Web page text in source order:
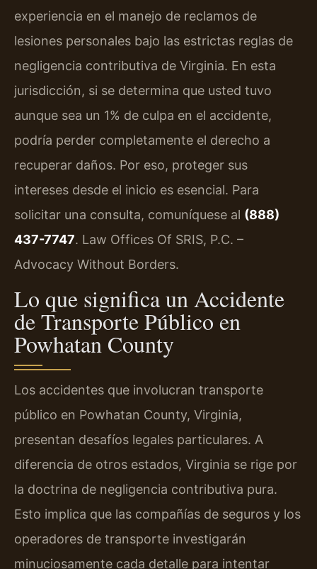
experiencia en el manejo de reclamos de
lesiones personales bajo las estrictas reglas de
negligencia contributiva de Virginia. En esta
jurisdicción, si se determina que usted tuvo
aunque sea un 1% de culpa en el accidente,
podría perder completamente el derecho a
recuperar daños. Por eso, proteger sus
intereses desde el inicio es esencial. Para
solicitar una consulta, comuníquese al (888)
437-7747. Law Offices Of SRIS, P.C. –
Advocacy Without Borders.
Lo que significa un Accidente
de Transporte Público en
Powhatan County
Los accidentes que involucran transporte
público en Powhatan County, Virginia,
presentan desafíos legales particulares. A
diferencia de otros estados, Virginia se rige por
la doctrina de negligencia contributiva pura.
Esto implica que las compañías de seguros y los
operadores de transporte investigarán
minuciosamente cada detalle para intentar